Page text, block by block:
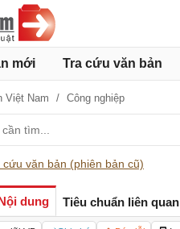
mới Tra cứu văn bản
Việt Nam Công nghiệp
cứu văn bản (phiên bản cũ)
dung Tiêu chuẩn liên quan